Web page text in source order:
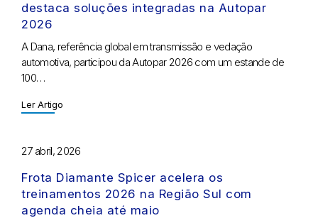
destaca soluções integradas na Autopar
2026
A Dana, referência global em transmissão e vedação
automotiva, participou da Autopar 2026 com um estande de
100…
Ler Artigo
27 abril, 2026
Frota Diamante Spicer acelera os
treinamentos 2026 na Região Sul com
agenda cheia até maio